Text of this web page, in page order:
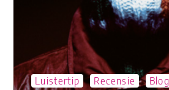
Luistertip Recensie Blog